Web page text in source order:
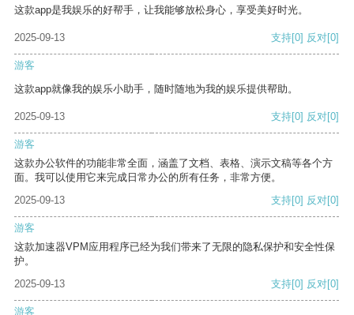
这款app是我娱乐的好帮手，让我能够放松身心，享受美好时光。
2025-09-13 支持[0] 反对[0]
游客
这款app就像我的娱乐小助手，随时随地为我的娱乐提供帮助。
2025-09-13 支持[0] 反对[0]
游客
这款办公软件的功能非常全面，涵盖了文档、表格、演示文稿等各个方
面。我可以使用它来完成日常办公的所有任务，非常方便。
2025-09-13
支持[0] 反对[0]
游客
这款加速器VPM应用程序已经为我们带来了无限的隐私保护和安全性保
护。
2025-09-13
支持[0] 反对[0]
游客